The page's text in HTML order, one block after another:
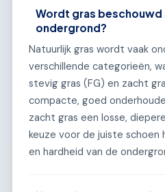
Wordt gras beschouwd
ondergrond?
Natuurlijk gras wordt vaak
verschillende categorieën,
stevig gras (FG) en zacht
compacte, goed
zacht gras een losse,
keuze voor de juiste
en hardheid van de